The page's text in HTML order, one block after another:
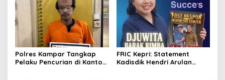
Polres Kampar Tangkap
Pelaku Pencurian di Kantor
FRIC Kepri: Statement
Kadisdik Hendri Arulan